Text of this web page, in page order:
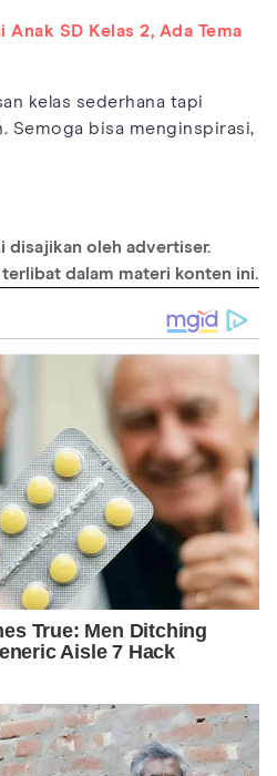
SD Kelas 2, Ada Tema
kelas sederhana tapi
Semoga bisa menginspirasi,
post/classroom-ideas-themes-
disajikan oleh advertiser.
dalam materi konten ini.